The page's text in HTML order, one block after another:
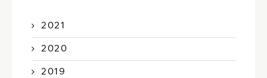
2021
2020
2019